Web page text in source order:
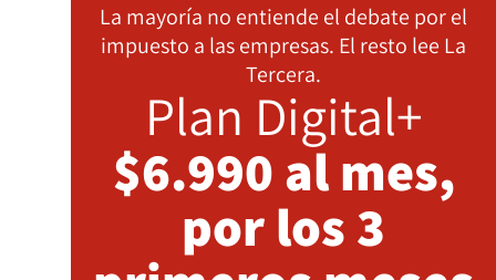
La mayoría no entiende el debate por el
impuesto a las empresas. El resto lee La
Tercera.
Plan Digital+
$6.990 al mes,
por los 3